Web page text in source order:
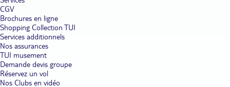
CGV
Brochures en ligne
Shopping Collection TUI
Services additionnels
Nos assurances
TUI musement
Demande devis groupe
Réservez un vol
Nos Clubs en vidéo